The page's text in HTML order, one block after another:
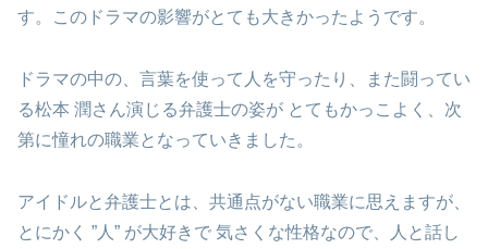
す。このドラマの影響がとても大きかったようです。
ドラマの中の、言葉を使って人を守ったり、また闘ってい
る松本 潤さん演じる弁護士の姿が とてもかっこよく、次
第に憧れの職業となっていきました。
アイドルと弁護士とは、共通点がない職業に思えますが、
とにかく ”人” が大好きで 気さくな性格なので、人と話し